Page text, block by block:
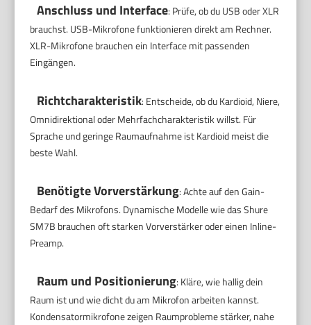
Anschluss und Interface: Prüfe, ob du USB oder XLR
brauchst. USB-Mikrofone funktionieren direkt am Rechner.
XLR-Mikrofone brauchen ein Interface mit passenden
Eingängen.
Richtcharakteristik: Entscheide, ob du Kardioid, Niere,
Omnidirektional oder Mehrfachcharakteristik willst. Für
Sprache und geringe Raumaufnahme ist Kardioid meist die
beste Wahl.
Benötigte Vorverstärkung: Achte auf den Gain-
Bedarf des Mikrofons. Dynamische Modelle wie das Shure
SM7B brauchen oft starken Vorverstärker oder einen Inline-
Preamp.
Raum und Positionierung: Kläre, wie hallig dein
Raum ist und wie dicht du am Mikrofon arbeiten kannst.
Kondensatormikrofone zeigen Raumprobleme stärker, nahe